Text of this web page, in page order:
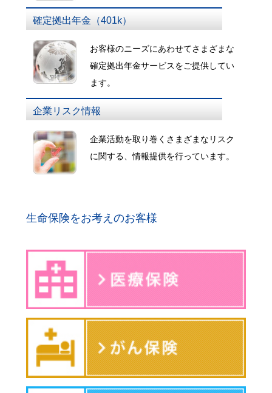
確定拠出年金（401k）
お客様のニーズにあわせてさまざまな
確定拠出年金サービスをご提供してい
ます。
企業リスク情報
企業活動を取り巻くさまざまなリスク
に関する、情報提供を行っています。
生命保険をお考えのお客様